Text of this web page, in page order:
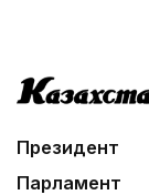
Президент
Парламент